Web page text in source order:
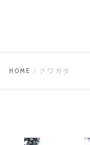
HOME クワガタ